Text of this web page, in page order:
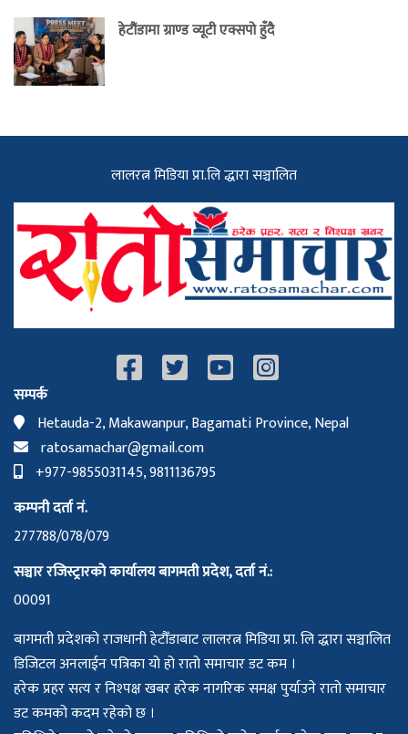
हेटौंडामा ग्राण्ड व्यूटी एक्सपो हुँदै
लालरत्न मिडिया प्रा.लि द्धारा सञ्चालित
सम्पर्क
Hetauda-2, Makawanpur, Bagamati Province, Nepal
ratosamachar@gmail.com
+977-9855031145, 9811136795
कम्पनी दर्ता नं.
277788/078/079
सञ्चार रजिस्ट्रारको कार्यालय बागमती प्रदेश, दर्ता नं.:
00091
बागमती प्रदेशको राजधानी हेटौँडाबाट लालरत्न मिडिया प्रा. लि द्धारा सञ्चालित
डिजिटल अनलाईन पत्रिका यो हो रातो समाचार डट कम ।
हरेक प्रहर सत्य र निश्पक्ष खबर हरेक नागरिक समक्ष पुर्याउने रातो समाचार
डट कमको कदम रहेको छ ।